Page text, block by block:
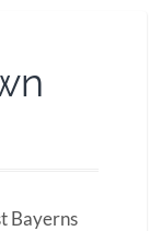
Bayerns